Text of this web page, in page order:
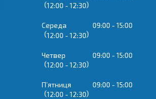
12:00
12:30
Середа 09:00
15:00
12:00
12:30
Четвер 09:00
15:00
12:00
12:30
Пʼятниця 09:00
15:00
12:00
12:30